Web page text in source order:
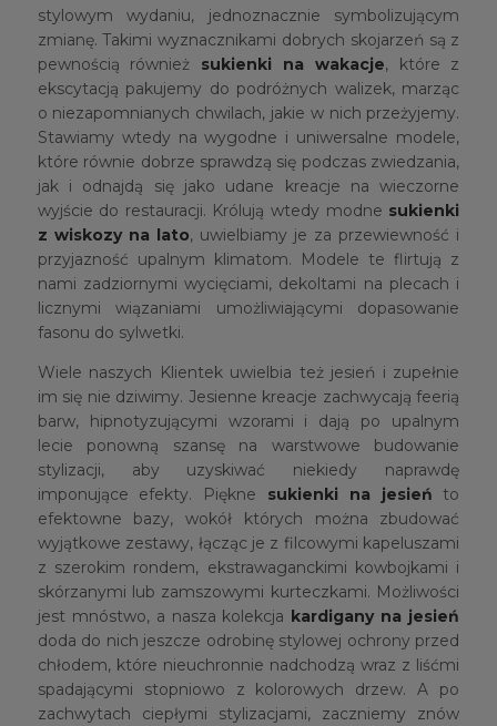
stylowym wydaniu, jednoznacznie symbolizującym
zmianę. Takimi wyznacznikami dobrych skojarzeń są z
pewnością również sukienki na wakacje, które z
ekscytacją pakujemy do podróżnych walizek, marząc
o niezapomnianych chwilach, jakie w nich przeżyjemy.
Stawiamy wtedy na wygodne i uniwersalne modele,
które równie dobrze sprawdzą się podczas zwiedzania,
jak i odnajdą się jako udane kreacje na wieczorne
wyjście do restauracji. Królują wtedy modne sukienki
z wiskozy na lato, uwielbiamy je za przewiewność i
przyjazność upalnym klimatom. Modele te flirtują z
nami zadziornymi wycięciami, dekoltami na plecach i
licznymi wiązaniami umożliwiającymi dopasowanie
fasonu do sylwetki.
Wiele naszych Klientek uwielbia też jesień i zupełnie
im się nie dziwimy. Jesienne kreacje zachwycają feerią
barw, hipnotyzującymi wzorami i dają po upalnym
lecie ponowną szansę na warstwowe budowanie
stylizacji, aby uzyskiwać niekiedy naprawdę
imponujące efekty. Piękne sukienki na jesień to
efektowne bazy, wokół których można zbudować
wyjątkowe zestawy, łącząc je z filcowymi kapeluszami
z szerokim rondem, ekstrawaganckimi kowbojkami i
skórzanymi lub zamszowymi kurteczkami. Możliwości
jest mnóstwo, a nasza kolekcja kardigany na jesień
doda do nich jeszcze odrobinę stylowej ochrony przed
chłodem, które nieuchronnie nadchodzą wraz z liśćmi
spadającymi stopniowo z kolorowych drzew. A po
zachwytach ciepłymi stylizacjami, zaczniemy znów